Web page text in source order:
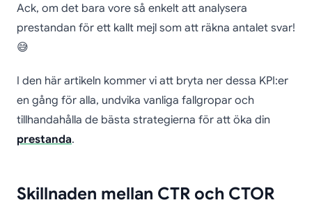
Ack, om det bara vore så enkelt att analysera
prestandan för ett kallt mejl som att räkna antalet svar!
😅
I den här artikeln kommer vi att bryta ner dessa KPI:er
en gång för alla, undvika vanliga fallgropar och
tillhandahålla de bästa strategierna för att öka din
prestanda.
Skillnaden mellan CTR och CTOR